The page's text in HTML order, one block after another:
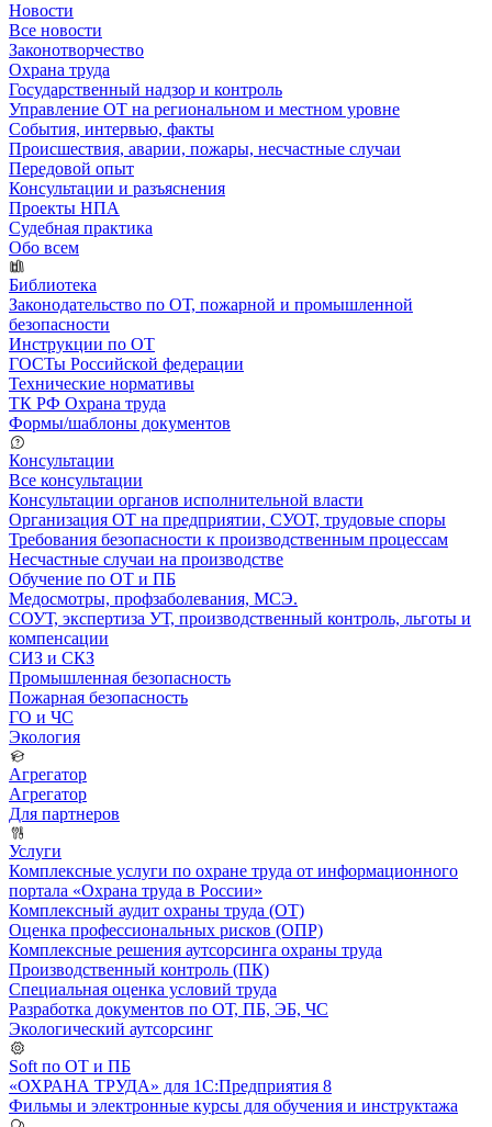
Новости
Все новости
Законотворчество
Охрана труда
Государственный надзор и контроль
Управление ОТ на региональном и местном уровне
События, интервью, факты
Происшествия, аварии, пожары, несчастные случаи
Передовой опыт
Консультации и разъяснения
Проекты НПА
Судебная практика
Обо всем
Библиотека
Законодательство по ОТ, пожарной и промышленной
безопасности
Инструкции по ОТ
ГОСТы Российской федерации
Технические нормативы
ТК РФ Охрана труда
Формы/шаблоны документов
Консультации
Все консультации
Консультации органов исполнительной власти
Организация ОТ на предприятии, СУОТ, трудовые споры
Требования безопасности к производственным процессам
Несчастные случаи на производстве
Обучение по ОТ и ПБ
Медосмотры, профзаболевания, МСЭ.
СОУТ, экспертиза УТ, производственный контроль, льготы и
компенсации
СИЗ и СКЗ
Промышленная безопасность
Пожарная безопасность
ГО и ЧС
Экология
Агрегатор
Агрегатор
Для партнеров
Услуги
Комплексные услуги по охране труда от информационного
портала «Охрана труда в России»
Комплексный аудит охраны труда (ОТ)
Оценка профессиональных рисков (ОПР)
Комплексные решения аутсорсинга охраны труда
Производственный контроль (ПК)
Специальная оценка условий труда
Разработка документов по ОТ, ПБ, ЭБ, ЧС
Экологический аутсорсинг
Soft по ОТ и ПБ
«ОХРАНА ТРУДА» для 1С:Предприятия 8
Фильмы и электронные курсы для обучения и инструктажа